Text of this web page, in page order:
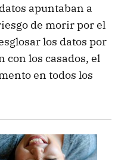
apuntaban a
de morir por el
los datos por
con los casados, el
en todos los